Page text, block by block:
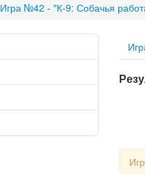
Игра №42 - "К-9: Собачья